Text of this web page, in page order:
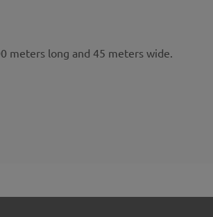
meters long and 45 meters wide.